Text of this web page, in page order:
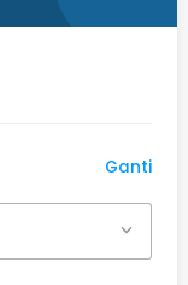
Ganti